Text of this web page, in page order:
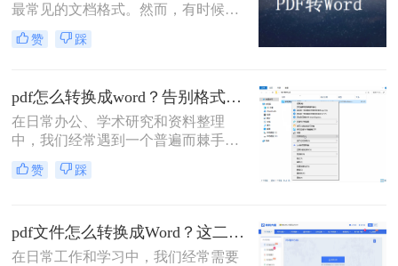
为大家介绍三种在电脑上免费将PDF
转换成Word的简单方法。
最常见的文档格式。然而，有时候我
们可能会遇到需要将PDF转换成Word
的情况，这样可以方便我们编辑和修
提供一些实用的工具和技巧。
赞 踩
pdf怎么转换成word？告别格式混乱，高效还原可编辑文档！
在日常办公、学术研究和资料整理
中，我们经常遇到一个普遍而棘手的
问题：如何将一份“只读”的PDF文件
转换为可自由编辑和修改的Word文
布局的特性也使得直接编辑变得困
难。
赞 踩
pdf文件怎么转换成Word？这二个免费方法了解一下~
在日常工作和学习中，我们经常需要